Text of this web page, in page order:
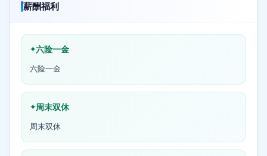
薪酬福利
六险一金
六险一金
周末双休
周末双休